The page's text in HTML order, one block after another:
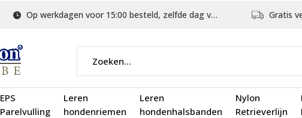
EPS
Parelvulling
Leren
hondenriemen
Leren
hondenhalsbanden
Nylon
Retrieverlijn
Op werkdagen voor 15:00 besteld, zelfde dag verstuurd Gratis